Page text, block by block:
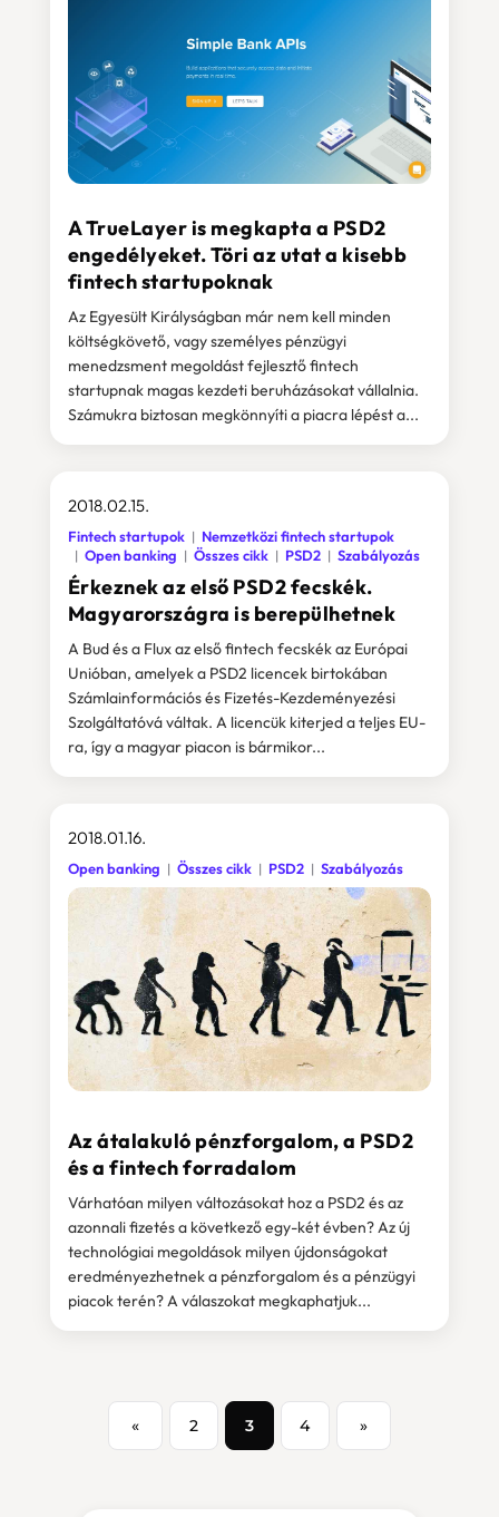
A TrueLayer is megkapta a PSD2
engedélyeket. Töri az utat a kisebb
fintech startupoknak
Az Egyesült Királyságban már nem kell minden
költségkövető, vagy személyes pénzügyi
menedzsment megoldást fejlesztő fintech
startupnak magas kezdeti beruházásokat vállalnia.
Számukra biztosan megkönnyíti a piacra lépést a...
Érkeznek az első PSD2 fecskék.
Magyarországra is berepülhetnek
2018.02.15.
Fintech startupok
Nemzetközi fintech startupok
Open banking
Összes cikk PSD2 Szabályozás
A Bud és a Flux az első fintech fecskék az Európai
Unióban, amelyek a PSD2 licencek birtokában
Számlainformációs és Fizetés-Kezdeményezési
Szolgáltatóvá váltak. A licencük kiterjed a teljes EU-
ra, így a magyar piacon is bármikor...
Az átalakuló pénzforgalom, a PSD2
és a fintech forradalom
2018.01.16.
Open banking Összes cikk PSD2 Szabályozás
Várhatóan milyen változásokat hoz a PSD2 és az
azonnali fizetés a következő egy-két évben? Az új
technológiai megoldások milyen újdonságokat
eredményezhetnek a pénzforgalom és a pénzügyi
piacok terén? A válaszokat megkaphatjuk...
« 2 3 4 »